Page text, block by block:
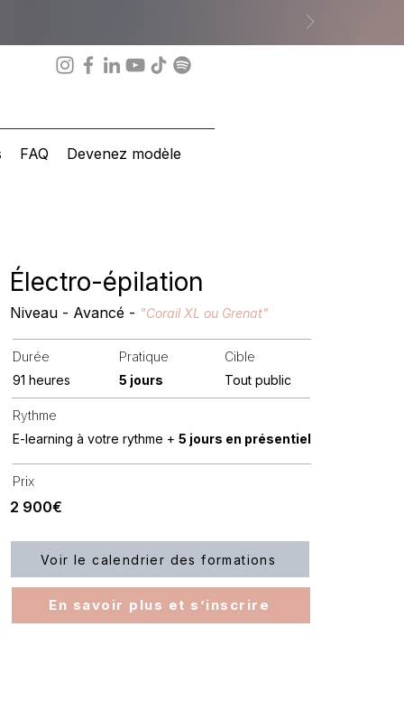
FAQ Devenez modèle
Électro-épilation
Niveau - Avancé - "Corail XL ou Grenat"
Durée
91 heures
Pratique
5 jours
Cible
Tout public
Rythme
E-learning à votre rythme +5 jours en présentiel
Prix
2 900€
Voir le calendrier des formations
En savoir plus et s’inscrire